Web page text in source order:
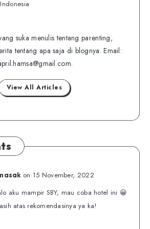
suka menulis tentang parenting,
tentang apa saja di blognya. Email:
View All Articles
on 15 November, 2022
aku mampir SBY, mau coba hotel ini 😀
atas rekomendasinya ya ka!